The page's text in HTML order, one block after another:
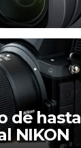
de
NIKON